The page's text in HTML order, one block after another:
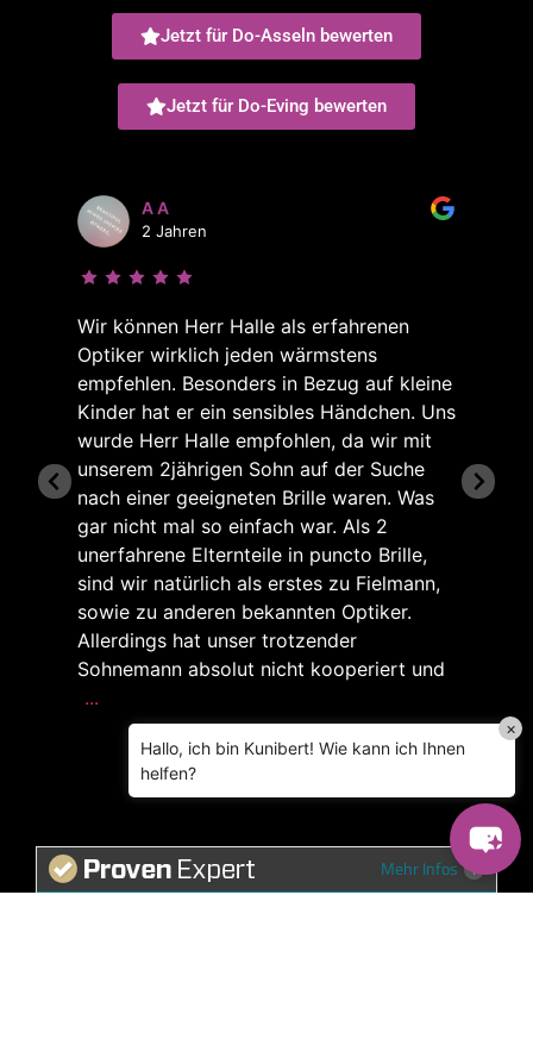
Jetzt für Do-Asseln bewerten
Jetzt für Do-Eving bewerten
A A
2 Jahren
Wir können Herr Halle als erfahrenen
Optiker wirklich jeden wärmstens
empfehlen. Besonders in Bezug auf kleine
Kinder hat er ein sensibles Händchen. Uns
wurde Herr Halle empfohlen, da wir mit
unserem 2jährigen Sohn auf der Suche
nach einer geeigneten Brille waren. Was
gar nicht mal so einfach war. Als 2
unerfahrene Elternteile in puncto Brille,
sind wir natürlich als erstes zu Fielmann,
sowie zu anderen bekannten Optiker.
Allerdings hat unser trotzender
Sohnemann absolut nicht kooperiert und
...
Mehr Infos
Hallo, ich bin Kunibert! Wie kann ich Ihnen
helfen?
×